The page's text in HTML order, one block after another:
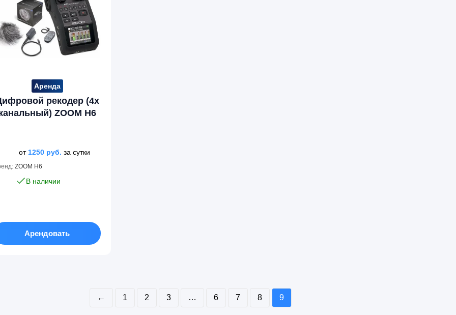
Аренда
рекодер (4х
ZOOM H6
от 1250 руб. за сутки
ZOOM H6
В наличии
Арендовать
← 1 2 3 … 6 7 8 9